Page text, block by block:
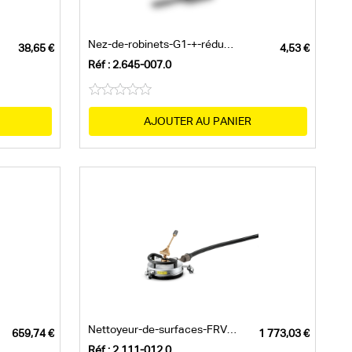
- 15
Qualité premium
- DN 6, 250 bar
Nez-de-robinets-G1-+-réduction-G3/4
Réf : 2.645-007.0
AJOUTER AU PANIER
Nettoyeur-de-surfaces-FRV 30-Me